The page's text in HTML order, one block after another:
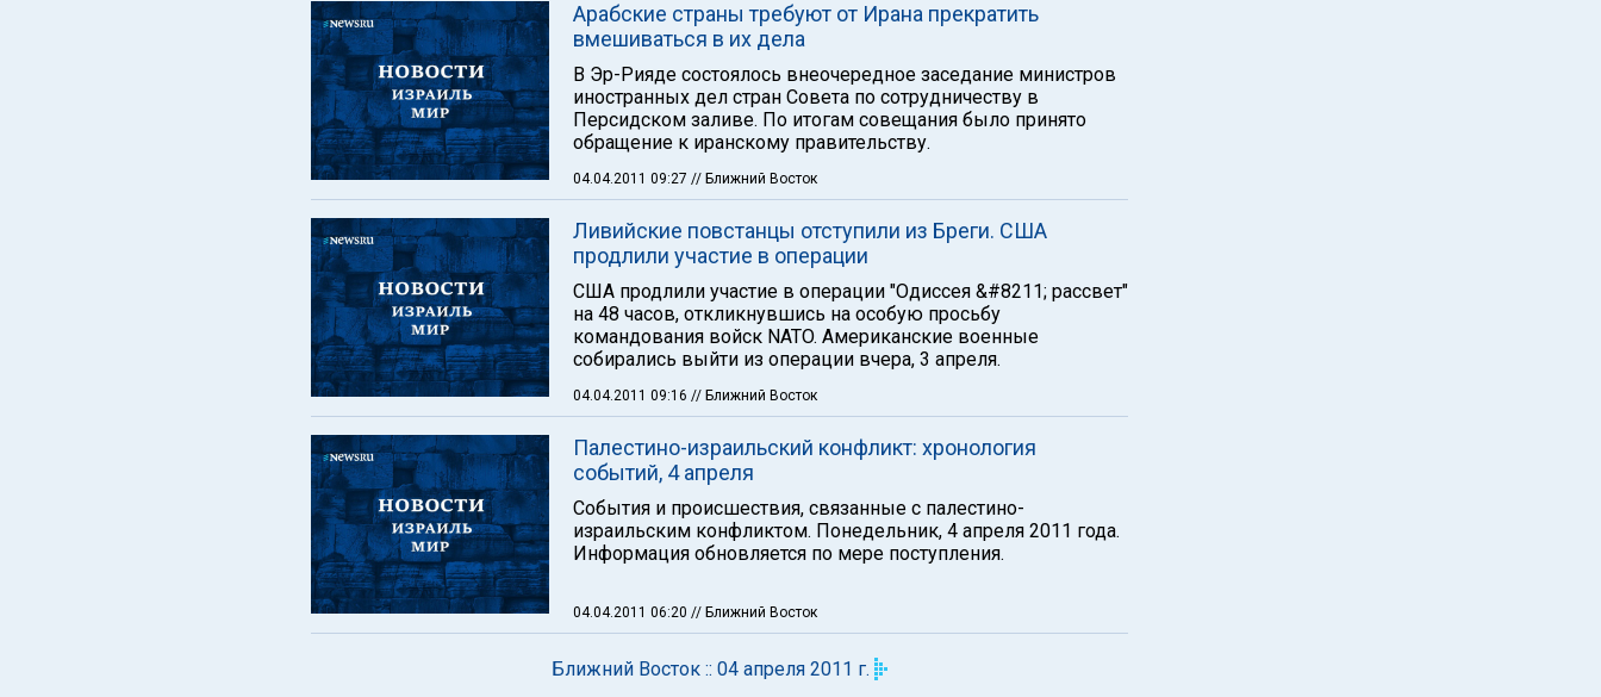
Арабские страны требуют от Ирана прекратить
вмешиваться в их дела
В Эр-Рияде состоялось внеочередное заседание министров
иностранных дел стран Совета по сотрудничеству в
Персидском заливе. По итогам совещания было принято
обращение к иранскому правительству.
04.04.2011 09:27 // Ближний Восток
Ливийские повстанцы отступили из Бреги. США
продлили участие в операции
США продлили участие в операции "Одиссея &#8211; рассвет"
на 48 часов, откликнувшись на особую просьбу
командования войск NATO. Американские военные
собирались выйти из операции вчера, 3 апреля.
04.04.2011 09:16 // Ближний Восток
Палестино-израильский конфликт: хронология
событий, 4 апреля
События и происшествия, связанные с палестино-
израильским конфликтом. Понедельник, 4 апреля 2011 года.
Информация обновляется по мере поступления.
04.04.2011 06:20 // Ближний Восток
Ближний Восток :: 04 апреля 2011 г.